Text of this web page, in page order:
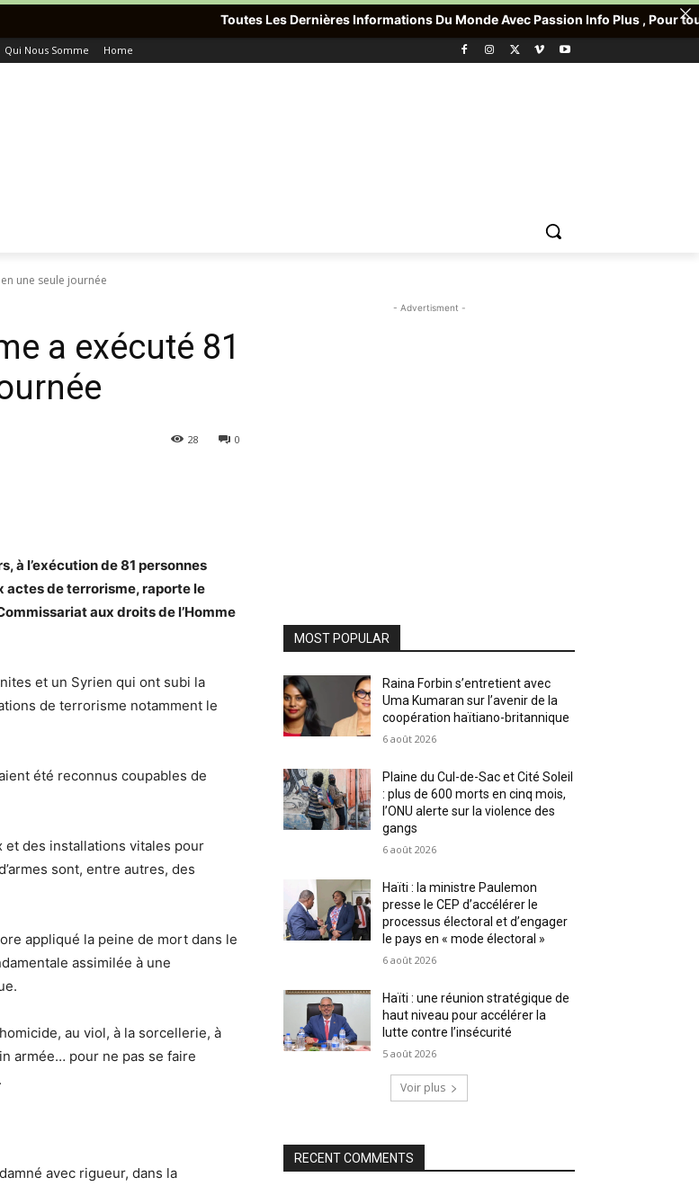
Qui Nous Somme Home
une seule journée
a exécuté 81
0
28
à l’exécution de 81 personnes
actes de terrorisme, raporte le
aux droits de l’Homme
et un Syrien qui ont subi la
de terrorisme notamment le
été reconnus coupables de
et des installations vitales pour
sont, entre autres, des
appliqué la peine de mort dans le
assimilée à une
au viol, à la sorcellerie, à
armée… pour ne pas se faire
avec rigueur, dans la
- Advertisment -
MOST POPULAR
Raina Forbin s’entretient avec
Uma Kumaran sur l’avenir de la
coopération haïtiano-britannique
6 août 2026
Plaine du Cul-de-Sac et Cité Soleil
: plus de 600 morts en cinq mois,
l’ONU alerte sur la violence des
gangs
6 août 2026
Haïti : la ministre Paulemon
presse le CEP d’accélérer le
processus électoral et d’engager
le pays en « mode électoral »
6 août 2026
Haïti : une réunion stratégique de
haut niveau pour accélérer la
lutte contre l’insécurité
5 août 2026
Voir plus
RECENT COMMENTS
Toutes Les Dernières Informations Du Monde Avec Passion Info Plus , Pour toute Offre